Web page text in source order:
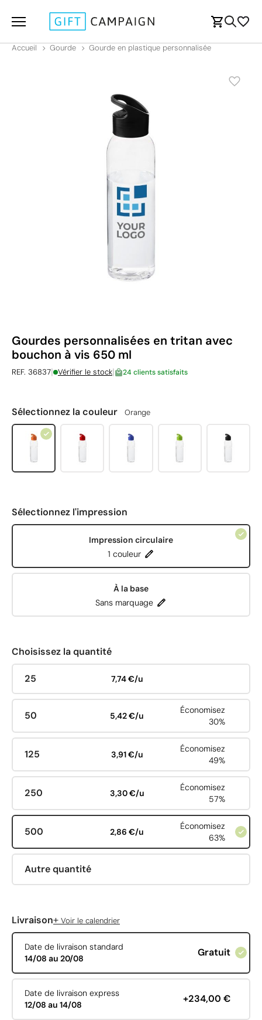
Accueil Gourde Gourde en plastique personnalisée
Gourdes personnalisées en tritan avec
bouchon à vis 650 ml
REF. 36837| Vérifier le stock| 24 clients satisfaits
Sélectionnez la couleur Orange
Sélectionnez l'impression
Impression circulaire
1 couleur
À la base
Sans marquage
Choisissez la quantité
25 7,74 €/u
50 5,42 €/u
Économisez
30%
125 3,91 €/u
Économisez
49%
250 3,30 €/u
Économisez
57%
500 2,86 €/u
Économisez
63%
Autre quantité
Livraison+ Voir le calendrier
Date de livraison standard
14/08 au 20/08
Gratuit
Date de livraison express
12/08 au 14/08
+234,00 €